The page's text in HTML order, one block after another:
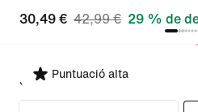
30,49 € 42,99 € 29 % de
Puntuació alta
Selecciona un ajust